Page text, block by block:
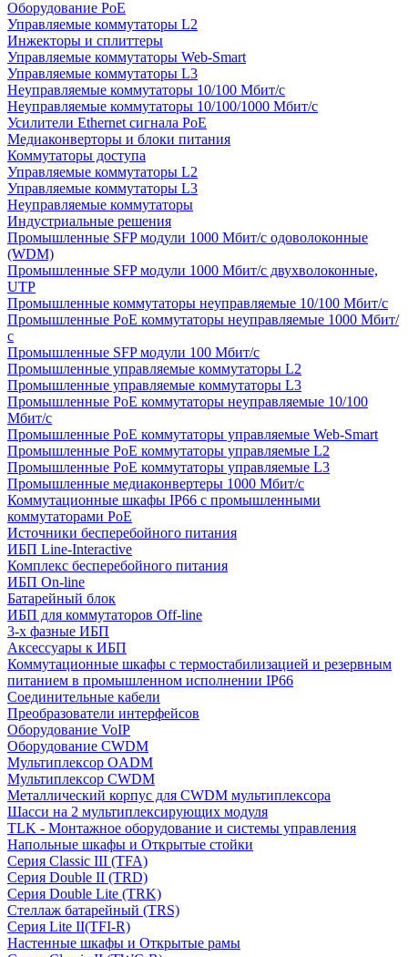
Оборудование PoE
Управляемые коммутаторы L2
Инжекторы и сплиттеры
Управляемые коммутаторы Web-Smart
Управляемые коммутаторы L3
Неуправляемые коммутаторы 10/100 Мбит/с
Неуправляемые коммутаторы 10/100/1000 Мбит/с
Усилители Ethernet сигнала PoE
Медиаконверторы и блоки питания
Коммутаторы доступа
Управляемые коммутаторы L2
Управляемые коммутаторы L3
Неуправляемые коммутаторы
Индустриальные решения
Промышленные SFP модули 1000 Мбит/c одоволоконные
(WDM)
Промышленные SFP модули 1000 Мбит/c двухволоконные,
UTP
Промышленные коммутаторы неуправляемые 10/100 Мбит/с
Промышленные PoE коммутаторы неуправляемые 1000 Мбит/
с
Промышленные SFP модули 100 Мбит/c
Промышленные управляемые коммутаторы L2
Промышленные управляемые коммутаторы L3
Промышленные PoE коммутаторы неуправляемые 10/100
Мбит/с
Промышленные PoE коммутаторы управляемые Web-Smart
Промышленные PoE коммутаторы управляемые L2
Промышленные PoE коммутаторы управляемые L3
Промышленные медиаконвертеры 1000 Мбит/с
Коммутационные шкафы IP66 c промышленными
коммутаторами PoE
Источники бесперебойного питания
ИБП Line-Interactive
Комплекс бесперебойного питания
ИБП On-line
Батарейный блок
ИБП для коммутаторов Off-line
3-х фазные ИБП
Аксессуары к ИБП
Коммутационные шкафы с термостабилизацией и резервным
питанием в промышленном исполнении IP66
Соединительные кабели
Преобразователи интерфейсов
Оборудование VoIP
Оборудование CWDM
Мультиплекcор OADM
Мультиплексор CWDM
Металлический корпус для CWDM мультиплексора
Шасси на 2 мультиплексирующих модуля
TLK - Монтажное оборудование и системы управления
Напольные шкафы и Открытые стойки
Серия Classic III (TFA)
Серия Double II (TRD)
Серия Double Lite (TRK)
Стеллаж батарейный (TRS)
Серия Lite II(TFI-R)
Настенные шкафы и Открытые рамы